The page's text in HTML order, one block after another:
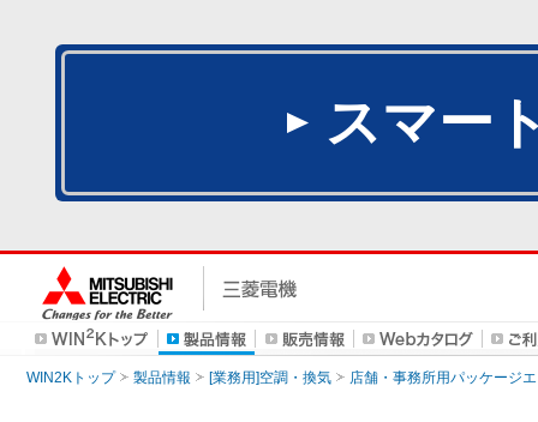
スマー
WIN2Kトップ 製品情報 [業務用]空調・換気 店舗・事務所用パッケージ